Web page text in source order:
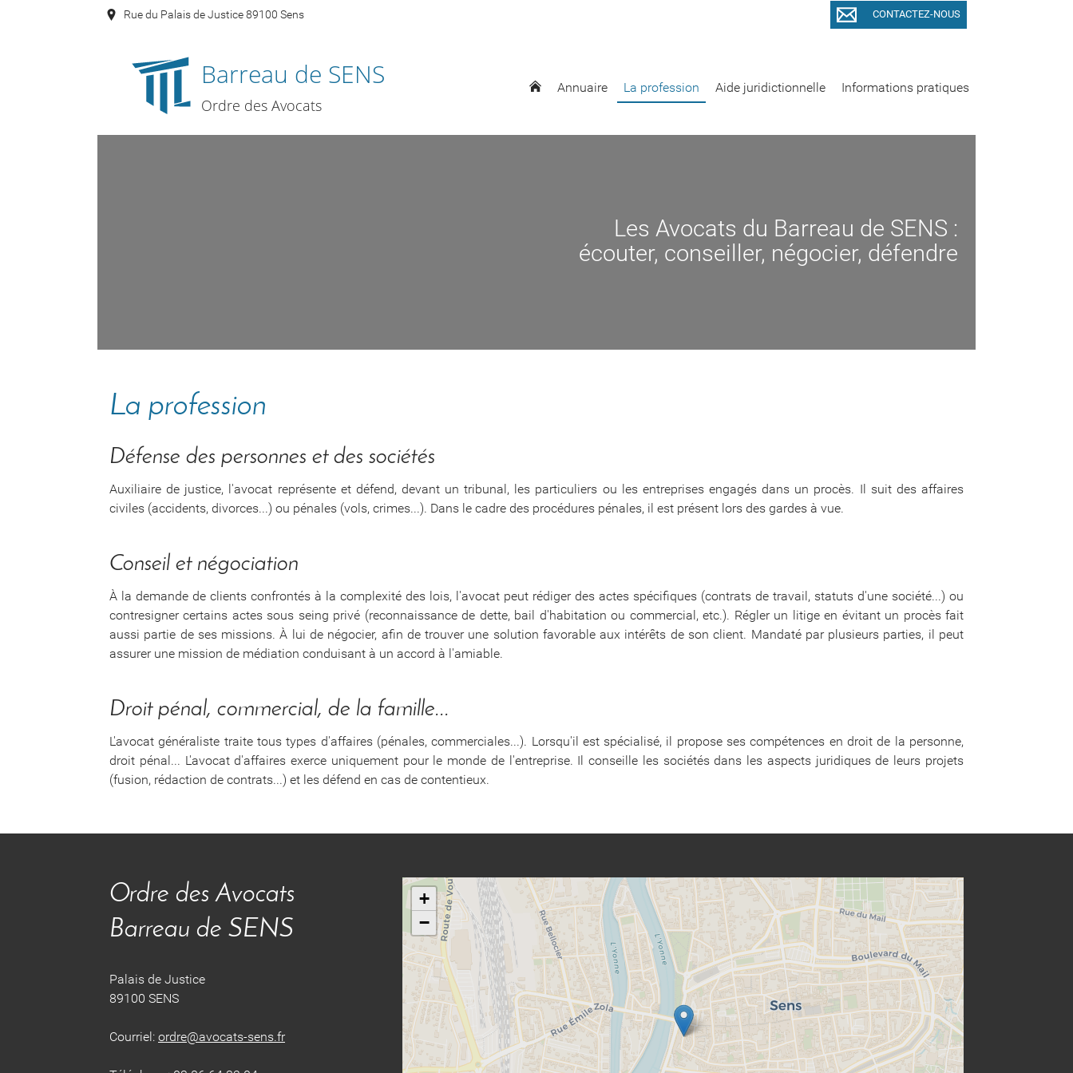
Barreau de SENS
Ordre des Avocats
Annuaire La profession Aide juridictionnelle Informations pratiques
Rue du Palais de Justice 89100 Sens CONTACTEZ-NOUS
Les Avocats du Barreau de SENS :
écouter, conseiller, négocier, défendre
La profession
Défense des personnes et des sociétés
Auxiliaire de justice, l'avocat représente et défend, devant un tribunal, les particuliers ou les entreprises engagés dans un procès. Il suit des affaires
civiles (accidents, divorces...) ou pénales (vols, crimes...). Dans le cadre des procédures pénales, il est présent lors des gardes à vue.
Conseil et négociation
À la demande de clients confrontés à la complexité des lois, l'avocat peut rédiger des actes spécifiques (contrats de travail, statuts d'une société...) ou
contresigner certains actes sous seing privé (reconnaissance de dette, bail d'habitation ou commercial, etc.). Régler un litige en évitant un procès fait
aussi partie de ses missions. À lui de négocier, afin de trouver une solution favorable aux intérêts de son client. Mandaté par plusieurs parties, il peut
assurer une mission de médiation conduisant à un accord à l'amiable.
Droit pénal, commercial, de la famille...
L'avocat généraliste traite tous types d'affaires (pénales, commerciales...). Lorsqu'il est spécialisé, il propose ses compétences en droit de la personne,
droit pénal... L'avocat d'affaires exerce uniquement pour le monde de l'entreprise. Il conseille les sociétés dans les aspects juridiques de leurs projets
(fusion, rédaction de contrats...) et les défend en cas de contentieux.
Ordre des Avocats
​​​​​​​Barreau de SENS
Palais de Justice
89100 SENS
Courriel: ordre@avocats-sens.fr
+
−